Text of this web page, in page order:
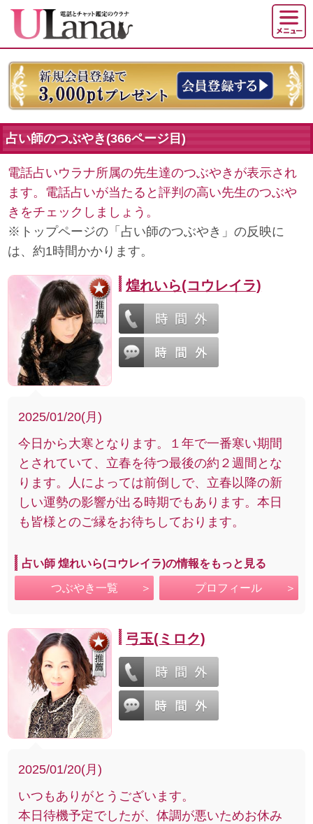
占い師のつぶやき(366ページ目)
電話占いウラナ所属の先生達のつぶやきが表示され
ます。電話占いが当たると評判の高い先生のつぶや
きをチェックしましょう。
※トップページの「占い師のつぶやき」の反映に
は、約1時間かかります。
煌れいら(コウレイラ)
2025/01/20(月)
今日から大寒となります。１年で一番寒い期間
とされていて、立春を待つ最後の約２週間とな
ります。人によっては前倒しで、立春以降の新
しい運勢の影響が出る時期でもあります。本日
も皆様とのご縁をお待ちしております。
占い師 煌れいら(コウレイラ)の情報をもっと見る
つぶやき一覧 プロフィール
弓玉(ミロク)
2025/01/20(月)
いつもありがとうございます。
本日待機予定でしたが、体調が悪いためお休み